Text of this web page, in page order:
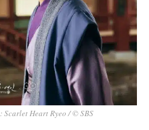
Scarlet Heart Ryeo / © SBS